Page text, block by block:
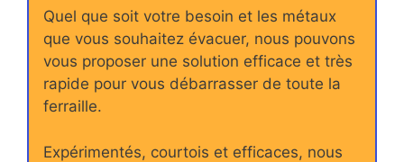
Quel que soit votre besoin et les métaux
que vous souhaitez évacuer, nous pouvons
vous proposer une solution efficace et très
rapide pour vous débarrasser de toute la
ferraille.
Expérimentés, courtois et efficaces, nous